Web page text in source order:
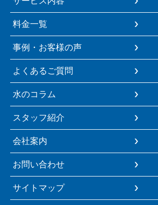
料金一覧
事例・お客様の声
よくあるご質問
水のコラム
スタッフ紹介
会社案内
お問い合わせ
サイトマップ